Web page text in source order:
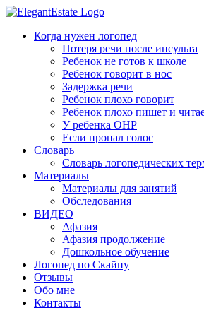
Когда нужен логопед
Потеря речи после инсульта
Ребенок не готов к школе
Ребенок говорит в нос
Задержка речи
Ребенок плохо говорит
Ребенок плохо пишет и
У ребенка ОНР
Если пропал голос
Словарь
Словарь логопедических
Материалы
Материалы для занятий
Обследования
ВИДЕО
Афазия
Афазия продолжение
Дошкольное обучение
Логопед по Скайпу
Отзывы
Обо мне
Контакты